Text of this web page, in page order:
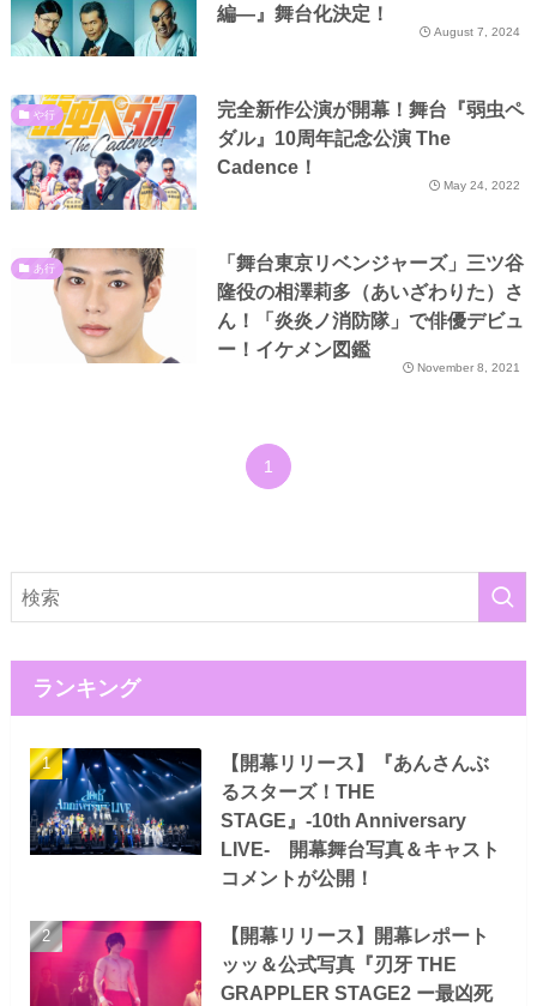
編―』舞台化決定！
August 7, 2024
や行
完全新作公演が開幕！舞台『弱虫ペ
ダル』10周年記念公演 The
Cadence！
May 24, 2022
あ行
「舞台東京リベンジャーズ」三ツ谷
隆役の相澤莉多（あいざわりた）さ
ん！「炎炎ノ消防隊」で俳優デビュ
ー！イケメン図鑑
November 8, 2021
1
ランキング
【開幕リリース】『あんさんぶ
るスターズ！THE
STAGE』-10th Anniversary
LIVE- 開幕舞台写真＆キャスト
コメントが公開！
【開幕リリース】開幕レポート
ッッ＆公式写真『刃牙 THE
GRAPPLER STAGE2 ー最凶死